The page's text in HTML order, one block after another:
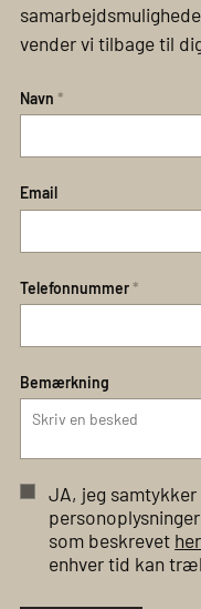
vender vi tilbage til
Navn *
Email
Telefonnummer*
Bemærkning
JA, jeg
som beskrevet her
enhver tid kan